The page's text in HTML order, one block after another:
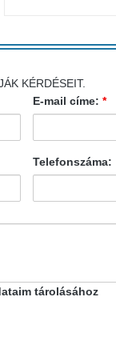
KÉRDÉSEIT.
E-mail címe: *
Telefonszáma:
tárolásához